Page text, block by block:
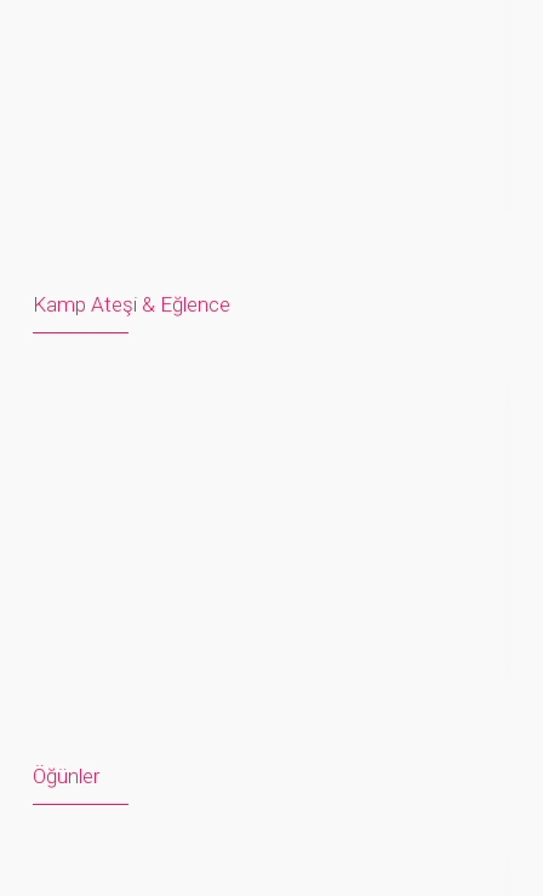
Kamp Ateşi & Eğlence
Öğünler